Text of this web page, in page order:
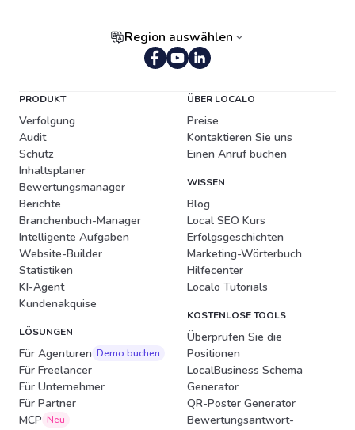
Region auswählen
PRODUKT
Verfolgung
Audit
Schutz
Inhaltsplaner
Bewertungsmanager
Berichte
Branchenbuch-Manager
Intelligente Aufgaben
Website-Builder
Statistiken
KI-Agent
Kundenakquise
LÖSUNGEN
Für Agenturen Demo buchen
Für Freelancer
Für Unternehmer
Für Partner
MCP Neu
ÜBER LOCALO
Preise
Kontaktieren Sie uns
Einen Anruf buchen
WISSEN
Blog
Local SEO Kurs
Erfolgsgeschichten
Marketing-Wörterbuch
Hilfecenter
Localo Tutorials
KOSTENLOSE TOOLS
Überprüfen Sie die
Positionen
LocalBusiness Schema
Generator
QR-Poster Generator
Bewertungsantwort-